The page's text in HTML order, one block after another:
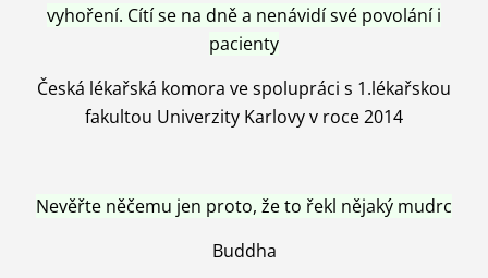
vyhoření. Cítí se na dně a nenávidí své povolání i
pacienty
Česká lékařská komora ve spolupráci s 1.lékařskou
fakultou Univerzity Karlovy v roce 2014
Nevěřte něčemu jen proto, že to řekl nějaký mudrc
Buddha